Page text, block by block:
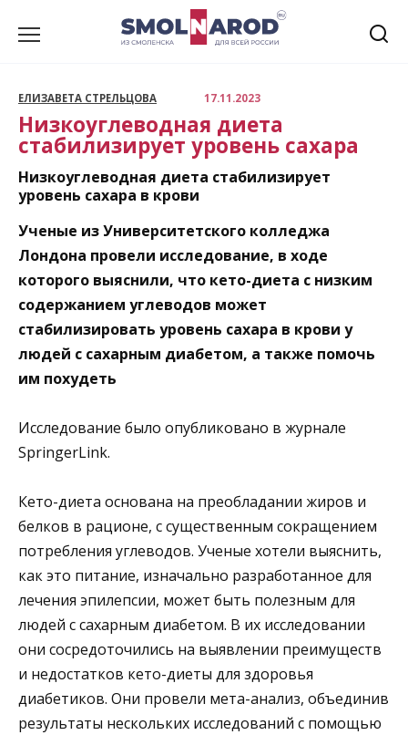
ЕЛИЗАВЕТА СТРЕЛЬЦОВА 17.11.2023
Низкоуглеводная диета
стабилизирует уровень сахара
Низкоуглеводная диета стабилизирует
уровень сахара в крови
Ученые из Университетского колледжа
Лондона провели исследование, в ходе
которого выяснили, что кето-диета с низким
содержанием углеводов может
стабилизировать уровень сахара в крови у
людей с сахарным диабетом, а также помочь
им похудеть
Исследование было опубликовано в журнале
SpringerLink.
Кето-диета основана на преобладании жиров и
белков в рационе, с существенным сокращением
потребления углеводов. Ученые хотели выяснить,
как это питание, изначально разработанное для
лечения эпилепсии, может быть полезным для
людей с сахарным диабетом. В их исследовании
они сосредоточились на выявлении преимуществ
и недостатков кето-диеты для здоровья
диабетиков. Они провели мета-анализ, объединив
результаты нескольких исследований с помощью